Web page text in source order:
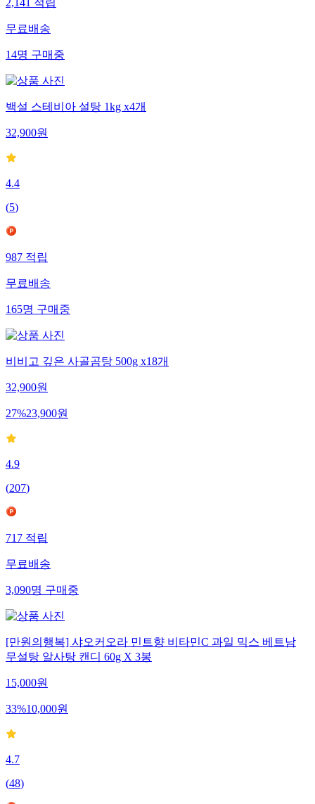
2,141적립
무료배송
14명구매중
백설 스테비아 설탕 1kg x4개
32,900원
4.4
(5)
987적립
무료배송
165명구매중
비비고 깊은 사골곰탕 500g x18개
32,900원
27%23,900원
4.9
(207)
717적립
무료배송
3,090명구매중
[만원의행복] 샤오커오라 민트향 비타민C 과일 믹스 베트남
무설탕 알사탕 캔디 60g X 3봉
15,000원
33%10,000원
4.7
(48)